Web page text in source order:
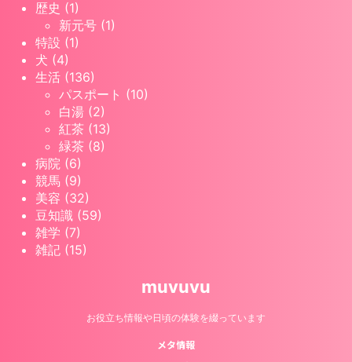
歴史 (1)
新元号 (1)
特設 (1)
犬 (4)
生活 (136)
パスポート (10)
白湯 (2)
紅茶 (13)
緑茶 (8)
病院 (6)
競馬 (9)
美容 (32)
豆知識 (59)
雑学 (7)
雑記 (15)
muvuvu
お役立ち情報や日頃の体験を綴っています
メタ情報